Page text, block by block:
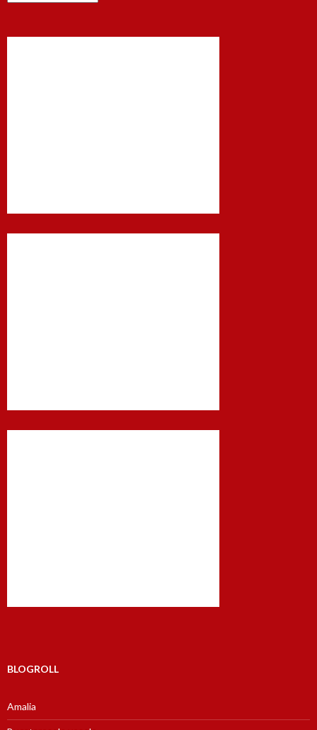
BLOGROLL
Amalia